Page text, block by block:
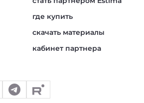
где купить
скачать материалы
кабинет партнера